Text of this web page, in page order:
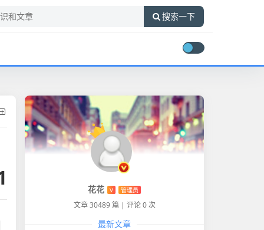
搜索一下
花花 V 管理员
文章 30489 篇 | 评论 0 次
最新文章